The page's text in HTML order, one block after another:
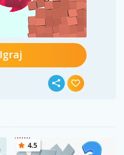
Igraj
4.5